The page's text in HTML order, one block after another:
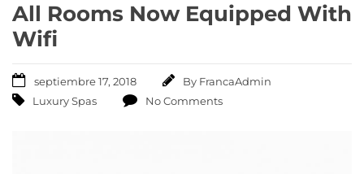
All Rooms Now Equipped With
Wifi
septiembre 17, 2018 By FrancaAdmin
Luxury Spas
No Comments